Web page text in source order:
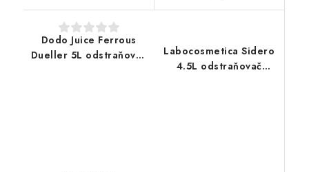
Dodo Juice Ferrous
Dueller 5L odstraňovač
Labocosmetica Sidero
4.5L odstraňovač